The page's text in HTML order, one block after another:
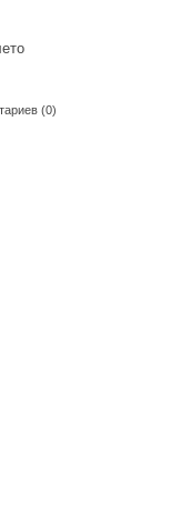
(0)